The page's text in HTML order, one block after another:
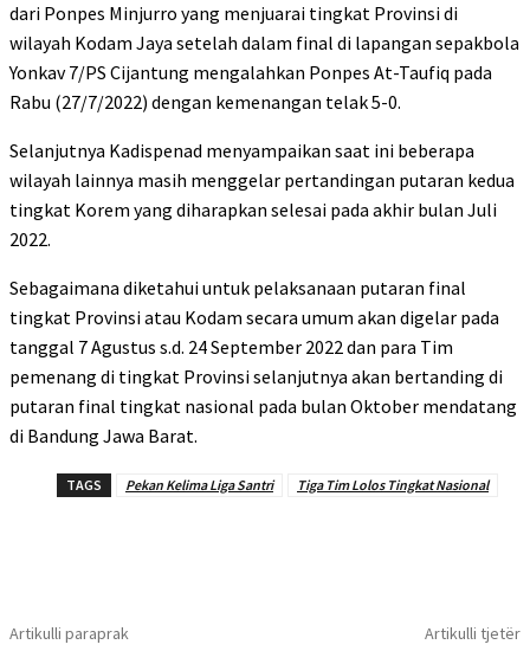
dari Ponpes Minjurro yang menjuarai tingkat Provinsi di
wilayah Kodam Jaya setelah dalam final di lapangan sepakbola
Yonkav 7/PS Cijantung mengalahkan Ponpes At-Taufiq pada
Rabu (27/7/2022) dengan kemenangan telak 5-0.
Selanjutnya Kadispenad menyampaikan saat ini beberapa
wilayah lainnya masih menggelar pertandingan putaran kedua
tingkat Korem yang diharapkan selesai pada akhir bulan Juli
2022.
Sebagaimana diketahui untuk pelaksanaan putaran final
tingkat Provinsi atau Kodam secara umum akan digelar pada
tanggal 7 Agustus s.d. 24 September 2022 dan para Tim
pemenang di tingkat Provinsi selanjutnya akan bertanding di
putaran final tingkat nasional pada bulan Oktober mendatang
di Bandung Jawa Barat.
TAGS Pekan Kelima Liga Santri Tiga Tim Lolos Tingkat Nasional
Artikulli paraprak Artikulli tjetër